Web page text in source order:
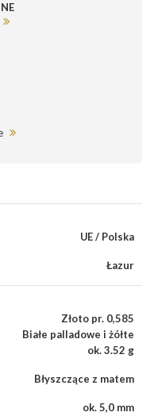
UE / Polska
Łazur
Złoto pr. 0,585
Białe palladowe i żółte
ok. 3.52 g
Błyszczące z matem
ok. 5,0 mm